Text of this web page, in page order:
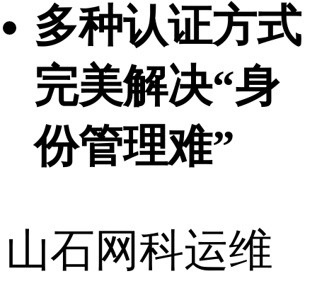
多种认证方式
完美解决“身
份管理难”
山石网科运维